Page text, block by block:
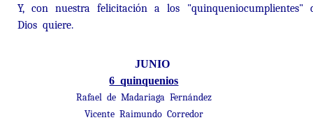
Y, con nuestra felicitación a los "quinqueniocumplientes"
Dios quiere.
JUNIO
6 quinquenios
Rafael de Madariaga Fernández
Vicente Raimundo Corredor